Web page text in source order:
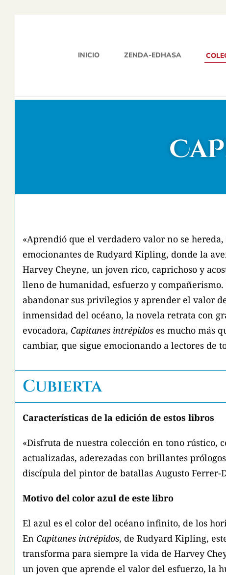
INICIO ZENDA-EDHASA
«Aprendió que el verdadero valor no se
emocionantes de Rudyard Kipling, donde la
Harvey Cheyne, un joven rico, caprichoso y
lleno de humanidad, esfuerzo y
abandonar sus privilegios y aprender el valor
inmensidad del océano, la novela retrata con
evocadora, Capitanes intrépidos es mucho más
cambiar, que sigue emocionando a lectores de
Cubierta
Características de la edición de estos libros
«Disfruta de nuestra colección en tono rústico,
actualizadas, aderezadas con brillantes
discípula del pintor de batallas Augusto Ferrer-
Motivo del color azul de este libro
El azul es el color del océano infinito, de los
En Capitanes intrépidos, de Rudyard Kipling,
transforma para siempre la vida de Harvey
un joven que aprende el valor del esfuerzo, la